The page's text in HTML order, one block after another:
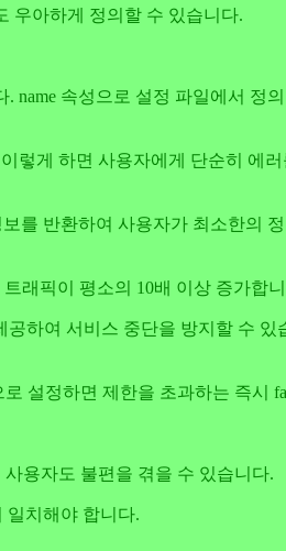
우아하게 정의할 수 있습니다.
name 속성으로 설정 파일에서 정
렇게 하면 사용자에게 단순히 에러
를 반환하여 사용자가 최소한의
래픽이 평소의 10배 이상 증가합
하여 서비스 중단을 방지할 수 있
설정하면 제한을 초과하는 즉시
용자도 불편을 겪을 수 있습니다.
일치해야 합니다.